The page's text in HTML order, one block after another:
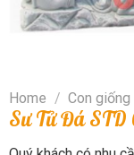
Home / Con giống
Sư Tử Đá STD